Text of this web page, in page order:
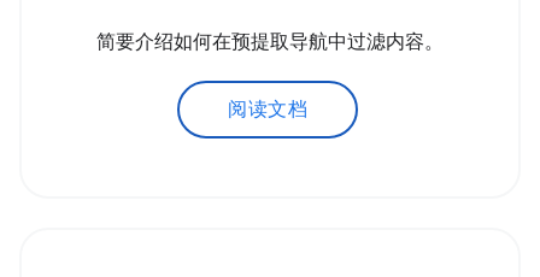
简要介绍如何在预提取导航中过滤内容。
阅读文档